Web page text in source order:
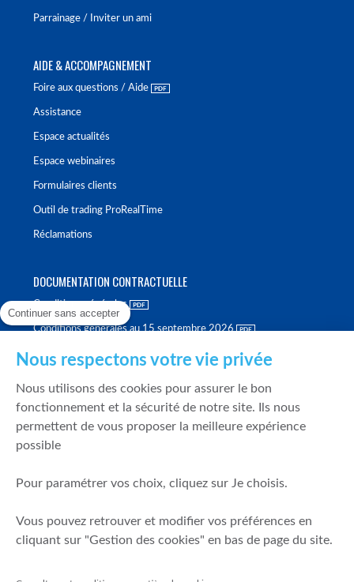
Parrainage / Inviter un ami
AIDE & ACCOMPAGNEMENT
Foire aux questions / Aide
Assistance
Espace actualités
Espace webinaires
Formulaires clients
Outil de trading ProRealTime
Réclamations
DOCUMENTATION CONTRACTUELLE
Conditions générales
Conditions générales au 15 septembre 2026
Politique de meilleure sélection
Politique de durabilité
Fonds de garantie des dépôts et de résolution
Mentions légales
Prévention de la fraude
Continuer sans accepter
Nous respectons votre vie privée
Nous utilisons des cookies pour assurer le bon
fonctionnement et la sécurité de notre site. Ils nous
permettent de vous proposer la meilleure expérience
possible
Pour paramétrer vos choix, cliquez sur Je choisis.
Vous pouvez retrouver et modifier vos préférences en
cliquant sur "Gestion des cookies" en bas de page du site.